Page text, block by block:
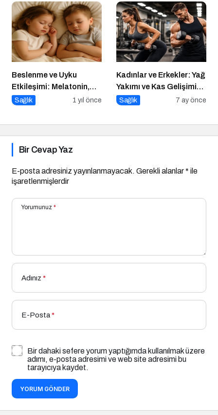
Beslenme ve Uyku
Etkileşimi: Melatonin,
Triptofan ve Çocuk
Sağlık 1 yıl önce
Kadınlar ve Erkekler: Yağ
Yakımı ve Kas Gelişimi
Arasındaki Farklar
Sağlık 7 ay önce
Bir Cevap Yaz
E-posta adresiniz yayınlanmayacak. Gerekli alanlar* ile
işaretlenmişlerdir
Yorumunuz *
Adınız *
E-Posta*
Bir dahaki sefere yorum yaptığımda kullanılmak üzere
adımı, e-posta adresimi ve web site adresimi bu
tarayıcıya kaydet.
YORUM GÖNDER